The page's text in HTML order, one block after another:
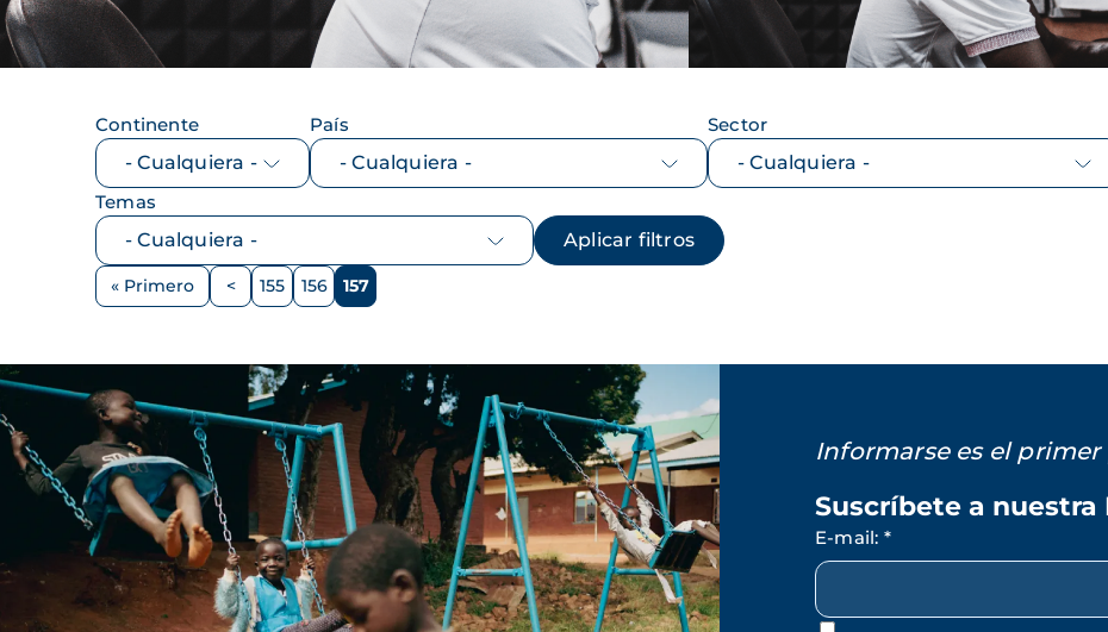
Continente País Sector
Temas
Paginación
Primera
« Primero
Página
< Página
155 Página
156 Página
157
Informarse es el
Suscríbete a
E-mail: *